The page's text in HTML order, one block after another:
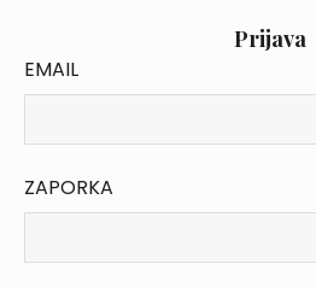
Prijava
EMAIL
ZAPORKA